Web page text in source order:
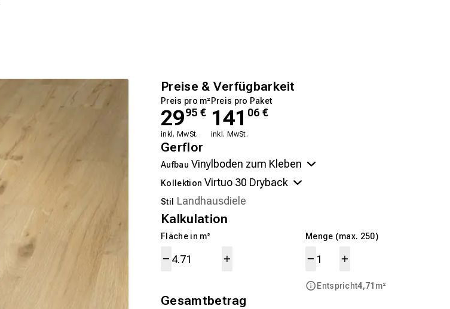
Preise & Verfügbarkeit
Preis pro m²
2995 €
inkl. MwSt.
Preis pro Paket
141 06 €
inkl. MwSt.
Gerflor
Aufbau
Kollektion
Stil
Kalkulation
Fläche in m² Menge (max. 250)
Entspricht4,71 m²
Gesamtbetrag